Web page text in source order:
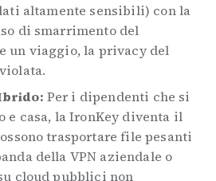
altamente sensibili) con la
di smarrimento del
un viaggio, la privacy del
Per i dipendenti che si
e casa, la IronKey diventa il
trasportare file pesanti
della VPN aziendale o
cloud pubblici non